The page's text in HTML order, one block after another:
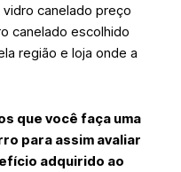
canelado preço
canelado escolhido
região e loja onde a
que você faça uma
para assim avaliar
adquirido ao